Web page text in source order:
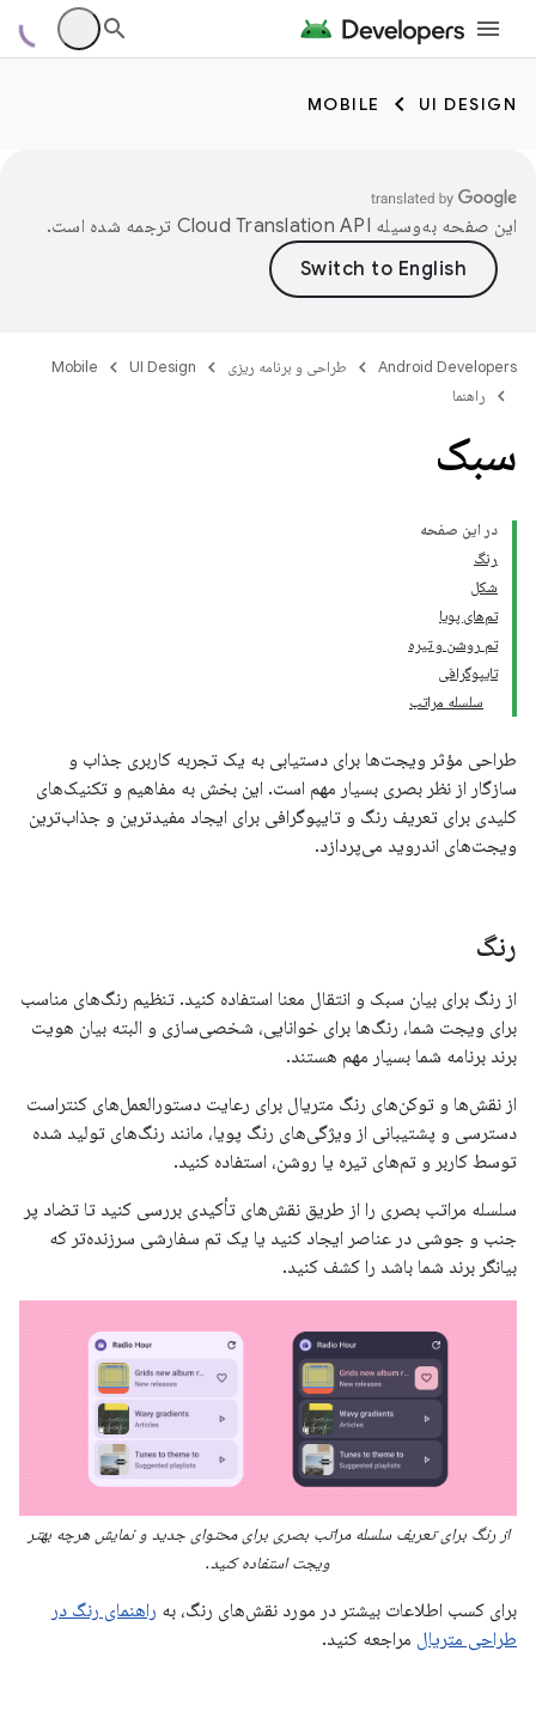
UI DESIGN
MOBILE
این صفحه به‌وسیله ترجمه شده است.
Android Developers طراحی و برنامه ریزی UI Design
Mobile
راهنما
سبک
در این صفحه
رنگ
شکل
تم‌های پویا
تم روشن و تیره
تایپوگرافی
سلسله مراتب
طراحی مؤثر ویجت‌ها برای دستیابی به یک تجربه کاربری جذاب و
سازگار از نظر بصری بسیار مهم است. این بخش به مفاهیم و تکنیک‌های
کلیدی برای تعریف رنگ و تایپوگرافی برای ایجاد مفیدترین و جذاب‌ترین
ویجت‌های اندروید می‌پردازد.
رنگ
از رنگ برای بیان سبک و انتقال معنا استفاده کنید. تنظیم رنگ‌های مناسب
برای ویجت شما، رنگ‌ها برای خوانایی، شخصی‌سازی و البته بیان هویت
برند برنامه شما بسیار مهم هستند.
از نقش‌ها و توکن‌های رنگ متریال برای رعایت دستورالعمل‌های کنتراست
دسترسی و پشتیبانی از ویژگی‌های رنگ پویا، مانند رنگ‌های تولید شده
توسط کاربر و تم‌های تیره یا روشن، استفاده کنید.
سلسله مراتب بصری را از طریق نقش‌های تأکیدی بررسی کنید تا تضاد پر
جنب و جوشی در عناصر ایجاد کنید یا یک تم سفارشی سرزنده‌تر که
بیانگر برند شما باشد را کشف کنید.
از رنگ برای تعریف سلسله مراتب بصری برای محتوای جدید و نمایش هرچه بهتر
ویجت استفاده کنید.
برای کسب اطلاعات بیشتر در مورد نقش‌های رنگ، به راهنمای رنگ در
طراحی متریال مراجعه کنید.